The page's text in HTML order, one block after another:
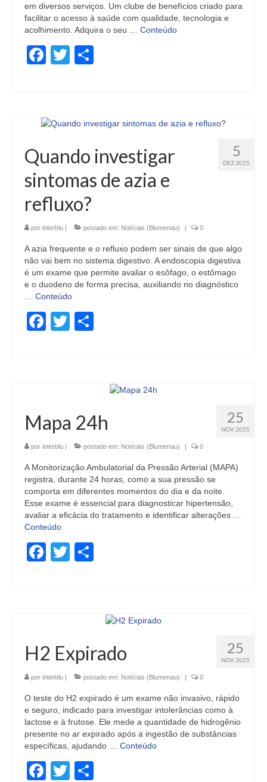
em diversos serviços. Um clube de benefícios criado para
facilitar o acesso à saúde com qualidade, tecnologia e
acolhimento. Adquira o seu … Conteúdo
Facebook
Twitter
5
DEZ 2025
Quando investigar
sintomas de azia e
refluxo?
por interblu | postado em: Notícias (Blumenau) | 0
A azia frequente e o refluxo podem ser sinais de que algo
não vai bem no sistema digestivo. A endoscopia digestiva
é um exame que permite avaliar o esôfago, o estômago
e o duodeno de forma precisa, auxiliando no diagnóstico
Conteúdo
Facebook
Twitter
25
NOV 2025
Mapa 24h
por interblu | postado em: Notícias (Blumenau) | 0
A Monitorização Ambulatorial da Pressão Arterial (MAPA)
registra, durante 24 horas, como a sua pressão se
comporta em diferentes momentos do dia e da noite.
Esse exame é essencial para diagnosticar hipertensão,
avaliar a eficácia do tratamento e identificar alterações …
Conteúdo
Facebook
Twitter
25
NOV 2025
H2 Expirado
por interblu postado em: Notícias (Blumenau) 0
O teste do H2 expirado é um exame não invasivo, rápido
e seguro, indicado para investigar intolerâncias como à
lactose e à frutose. Ele mede a quantidade de hidrogênio
presente no ar expirado após a ingestão de substâncias
específicas, ajudando … Conteúdo
Facebook
Twitter